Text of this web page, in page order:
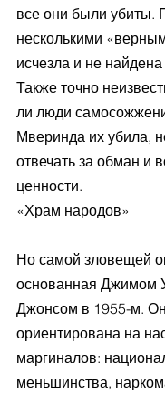
все они были убиты.
несколькими
исчезла и не
Также точно
ли люди
Мверинда их убила,
отвечать за обман и
ценности.
«Храм народов»
Но самой зловещей
основанная Джимом
Джонсом в 1955-м.
ориентирована на
маргиналов:
меньшинства,